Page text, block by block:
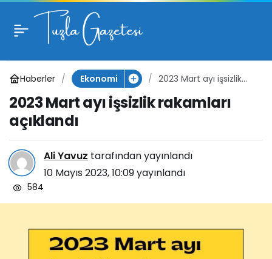
Haberler Ekonomi
2023 Mart ayı işsizlik
2023 Mart ayı işsizlik rakamları
açıklandı
Ali Yavuz tarafından yayınlandı
10 Mayıs 2023, 10:09yayınlandı
584
2023 Mart ayı işsizlik
rakamları açıklandı